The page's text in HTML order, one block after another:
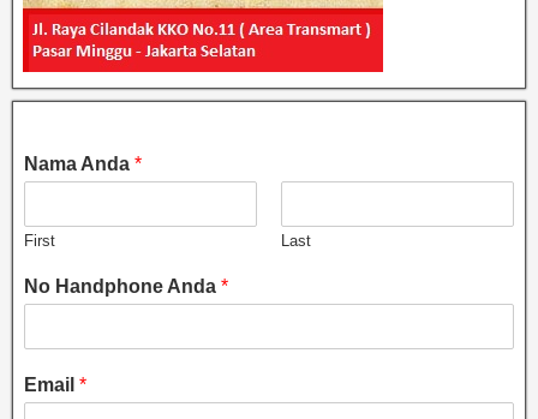
Nama Anda *
First Last
No Handphone Anda *
Email *